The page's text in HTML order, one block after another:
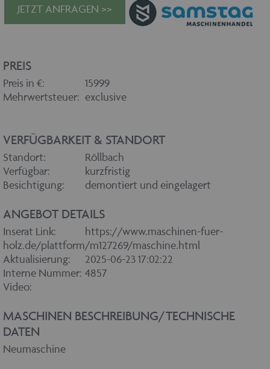
JETZT ANFRAGEN >>
PREIS
Preis in €:
15999
Mehrwertsteuer: exclusive
VERFÜGBARKEIT & STANDORT
Standort:
Röllbach
Verfügbar:
kurzfristig
Besichtigung:
demontiert und eingelagert
ANGEBOT DETAILS
Inserat Link:
https://www.maschinen-fuer-
holz.de/plattform/m127269/maschine.html
Aktualisierung:
2025-06-23 17:02:22
Interne Nummer: 4857
Video:
MASCHINEN BESCHREIBUNG/TECHNISCHE
DATEN
Neumaschine